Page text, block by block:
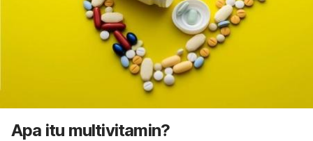
Apa itu multivitamin?